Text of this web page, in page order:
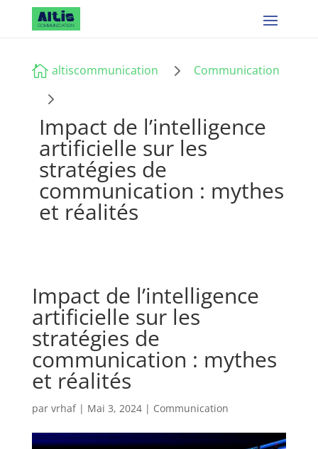
 altiscommunication 5 Communication
5
Impact de l’intelligence
artificielle sur les
stratégies de
communication : mythes
et réalités
Impact de l’intelligence
artificielle sur les
stratégies de
communication : mythes
et réalités
par vrhaf| Mai 3, 2024| Communication